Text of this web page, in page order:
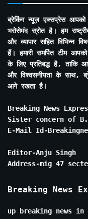
ब्रेकिंग न्यूज़ एक्सप्रेस
भरोसेमंद स्रोत है। हम
और व्यापार सहित विभिन्न
हैं। हमारी समर्पित टीम
के लिए प्रतिबद्ध है, ताकि
और विश्वसनीयता के साथ,
आगे रखता है।
Breaking News
Sister concern of
E-Mail Id-
Editor-Anju Singh
Address-mig 47
Breaking News
up breaking news